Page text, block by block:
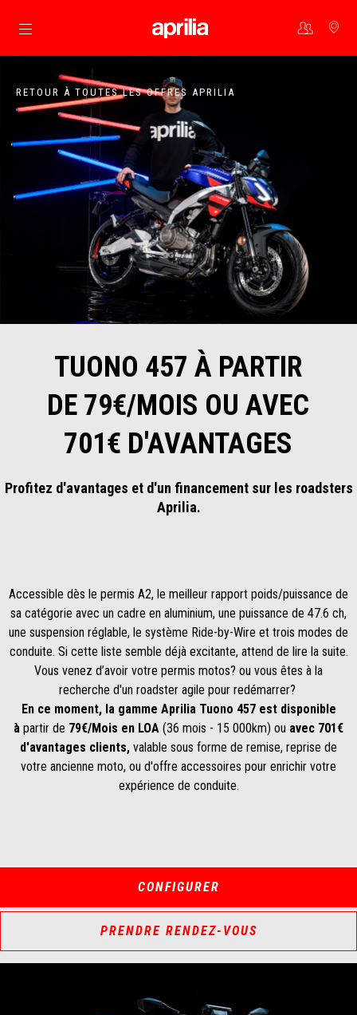
Aller au contenu principal
RETOUR À TOUTES LES OFFRES APRILIA
TUONO 457 À PARTIR
DE 79€/MOIS OU AVEC
701€ D'AVANTAGES
Profitez d'avantages et d'un financement sur les roadsters
Aprilia.
Accessible dès le permis A2, le meilleur rapport poids/puissance de
sa catégorie avec un cadre en aluminium, une puissance de 47.6 ch,
une suspension réglable, le système Ride-by-Wire et trois modes de
conduite. Si cette liste semble déjà excitante, attend de lire la suite.
Vous venez d’avoir votre permis motos? ou vous êtes à la
recherche d'un roadster agile pour redémarrer?
En ce moment, la gamme Aprilia Tuono 457 est disponible
à partir de 79€/Mois en LOA (36 mois - 15 000km) ou avec 701€
d'avantages clients, valable sous forme de remise, reprise de
votre ancienne moto, ou d'offre accessoires pour enrichir votre
expérience de conduite.
CONFIGURER
PRENDRE RENDEZ-VOUS